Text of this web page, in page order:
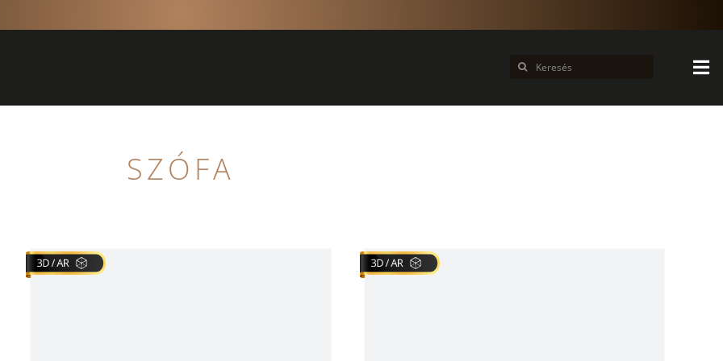
Keresés...
SZÓFA